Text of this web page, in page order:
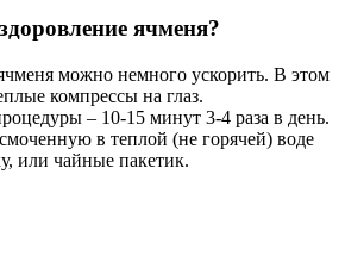
ячменя?
можно немного ускорить. В этом
компрессы на глаз.
– 10-15 минут 3-4 раза в день.
в теплой (не горячей) воде
или чайные пакетик.